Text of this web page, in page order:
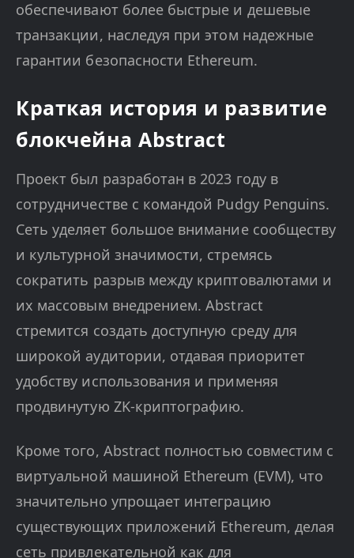
обеспечивают более быстрые и дешевые
транзакции, наследуя при этом надежные
гарантии безопасности Ethereum.
Краткая история и развитие
блокчейна Abstract
Проект был разработан в 2023 году в
сотрудничестве с командой Pudgy Penguins.
Сеть уделяет большое внимание сообществу
и культурной значимости, стремясь
сократить разрыв между криптовалютами и
их массовым внедрением. Abstract
стремится создать доступную среду для
широкой аудитории, отдавая приоритет
удобству использования и применяя
продвинутую ZK-криптографию.
Кроме того, Abstract полностью совместим с
виртуальной машиной Ethereum (EVM), что
значительно упрощает интеграцию
существующих приложений Ethereum, делая
сеть привлекательной как для